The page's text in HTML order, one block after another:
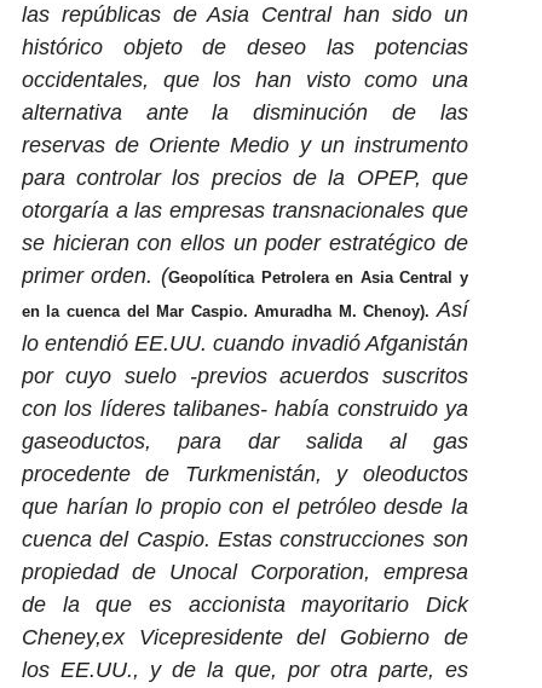
las repúblicas de Asia Central han sido un
histórico objeto de deseo las potencias
occidentales, que los han visto como una
alternativa ante la disminución de las
reservas de Oriente Medio y un instrumento
para controlar los precios de la OPEP, que
otorgaría a las empresas transnacionales que
se hicieran con ellos un poder estratégico de
primer orden. (Geopolítica Petrolera en Asia Central y
en la cuenca del Mar Caspio. Amuradha M. Chenoy). Así
lo entendió EE.UU. cuando invadió Afganistán
por cuyo suelo -previos acuerdos suscritos
con los líderes talibanes- había construido ya
gaseoductos, para dar salida al gas
procedente de Turkmenistán, y oleoductos
que harían lo propio con el petróleo desde la
cuenca del Caspio. Estas construcciones son
propiedad de Unocal Corporation, empresa
de la que es accionista mayoritario Dick
Cheney,ex Vicepresidente del Gobierno de
los EE.UU., y de la que, por otra parte, es